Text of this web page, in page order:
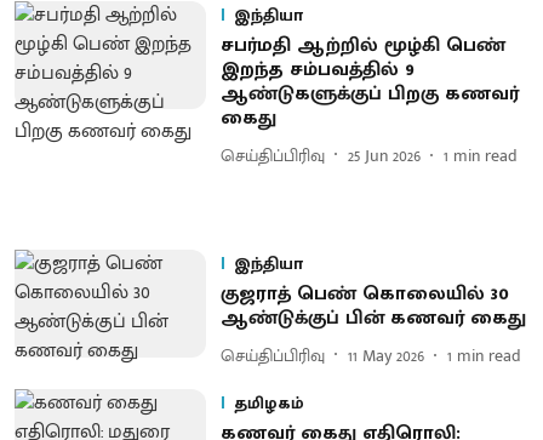
இந்தியா
சபர்​மதி ஆற்றில் மூழ்கி பெண்
இறந்த சம்பவத்தில் 9
ஆண்டுகளுக்குப் பிறகு கணவர்
கைது
செய்திப்பிரிவு 25 Jun 2026 1 min read
இந்தியா
குஜராத் பெண் கொலையில் 30
ஆண்டுக்குப் பின் கணவர் கைது
செய்திப்பிரிவு 11 May 2026 1 min read
தமிழகம்
கணவர் கைது எதிரொலி: